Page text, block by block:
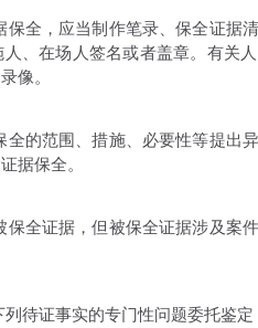
，应当制作笔录、保全证据
、在场人签名或者盖章。有关
像。
范围、措施、必要性等提出
据保全。
证据，但被保全证据涉及案
证事实的专门性问题委托鉴定